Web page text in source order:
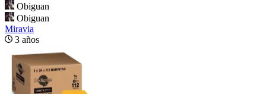
Obiguan
Obiguan
Miravia
3 años